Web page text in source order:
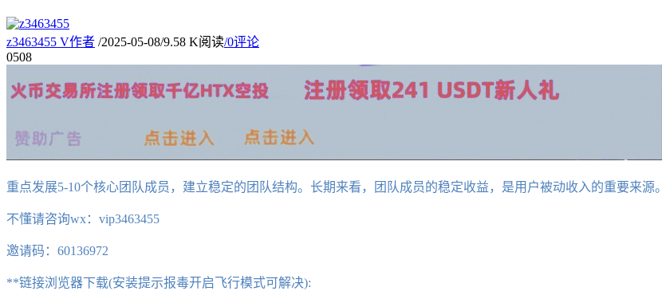
z3463455 V作者 /2025-05-08/9.58 K阅读/0评论
0508
重点发展5-10个核心团队成员，建立稳定的团队结构。长期来看，团队成员的稳定收益，是用户被动收入的重要来源。
不懂请咨询wx：vip3463455
邀请码：60136972
**链接浏览器下载(安装提示报毒开启飞行模式可解决):